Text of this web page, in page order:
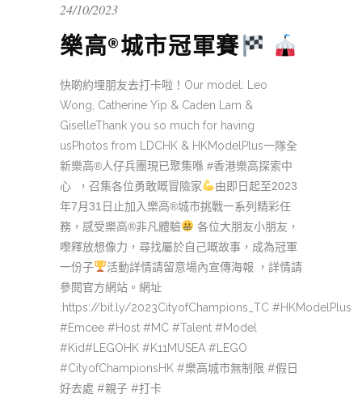
24/10/2023
樂高®城市冠軍賽
快啲約埋朋友去打卡啦！ Our model: Leo
Wong, Catherine Yip & Caden Lam &
GiselleThank you so much for having
usPhotos from LDCHK & HKModelPlus一隊全
新樂高®人仔兵團現已聚集喺 #香港樂高探索中
心
，召集各位勇敢嘅冒險家 由即日起至2023
年7月 31 日止加入樂高®城市挑戰一系列精彩任
務，感受樂高®非凡體驗
各位大朋友小朋友，
嚟釋放想像力，尋找屬於自己嘅故事，成為冠軍
一份子
活動詳情請留意場內宣傳海報
，詳情請
參閱官方網站。 網址
:https://bit.ly/2023CityofChampions_TC #HKModelPlus
#Emcee #Host #MC #Talent #Model
#Kid#LEGOHK #K11MUSEA #LEGO
#CityofChampionsHK #樂高城市無制限 #假日
好去處 #親子 #打卡